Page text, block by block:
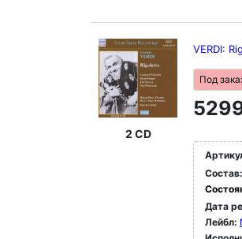
2 CD
VERDI:
Под
Состав:
Дата
Лейбл: